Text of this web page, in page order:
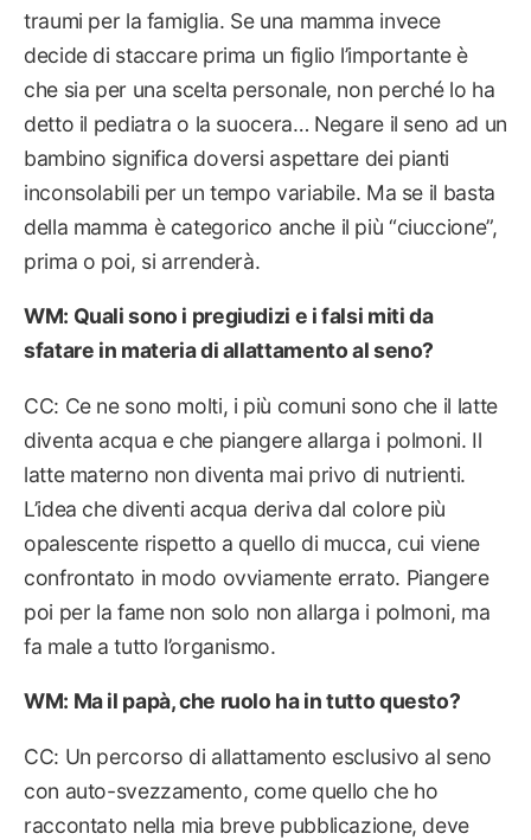
traumi per la famiglia. Se una mamma invece
decide di staccare prima un figlio l’importante è
che sia per una scelta personale, non perché lo ha
detto il pediatra o la suocera… Negare il seno ad un
bambino significa doversi aspettare dei pianti
inconsolabili per un tempo variabile. Ma se il basta
della mamma è categorico anche il più “ciuccione”,
prima o poi, si arrenderà.
WM: Quali sono i pregiudizi e i falsi miti da
sfatare in materia di allattamento al seno?
CC: Ce ne sono molti, i più comuni sono che il latte
diventa acqua e che piangere allarga i polmoni. Il
latte materno non diventa mai privo di nutrienti.
L’idea che diventi acqua deriva dal colore più
opalescente rispetto a quello di mucca, cui viene
confrontato in modo ovviamente errato. Piangere
poi per la fame non solo non allarga i polmoni, ma
fa male a tutto l’organismo.
WM: Ma il papà, che ruolo ha in tutto questo?
CC: Un percorso di allattamento esclusivo al seno
con auto-svezzamento, come quello che ho
raccontato nella mia breve pubblicazione, deve